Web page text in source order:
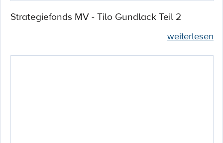
Strategiefonds MV - Tilo Gundlack Teil 2
weiterlesen